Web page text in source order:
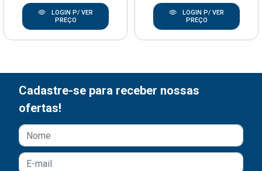
LOGIN P/ VER
PREÇO
LOGIN P/ VER
PREÇO
Cadastre-se para receber nossas
ofertas!